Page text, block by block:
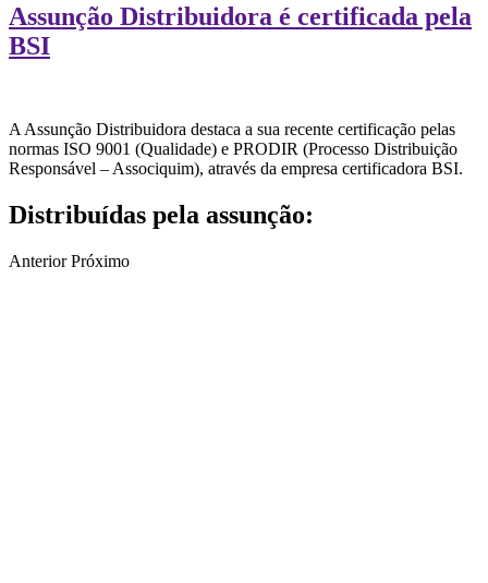
Assunção Distribuidora é certificada pela
BSI
A Assunção Distribuidora destaca a sua recente certificação pelas
normas ISO 9001 (Qualidade) e PRODIR (Processo Distribuição
Responsável – Associquim), através da empresa certificadora BSI.
Distribuídas pela assunção:
Anterior Próximo